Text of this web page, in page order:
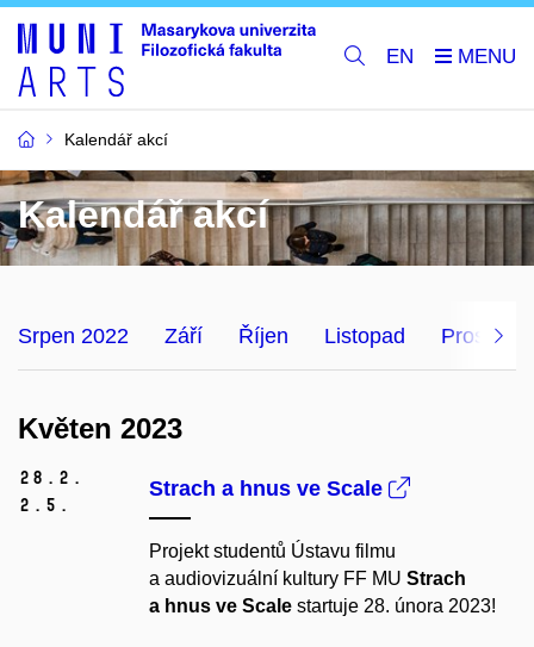
EN
Kalendář akcí
Kalendář akcí
Srpen 2022 Září Říjen Listopad Prosinec
Květen 2023
28. 2.
2. 5.
Strach a hnus ve Scale
Projekt studentů Ústavu filmu
a audiovizuální kultury FF MU Strach
a hnus ve Scale startuje 28. února 2023!